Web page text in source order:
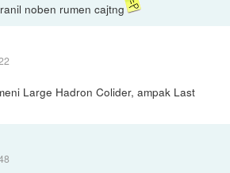
noben rumen cajtng
Large Hadron Colider, ampak Last